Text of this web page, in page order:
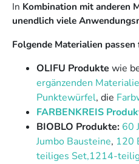
In Kombination mit anderen
unendlich viele
Folgende Materialien
OLIFU Produkte wie
ergänzenden
Punktewürfel, die
FARBENKREIS
BIOBLO Produkte: 60
Jumbo Bausteine, 120
teiliges Set,1214-